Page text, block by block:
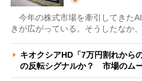
今年の株式市場を牽引してきた
きが広がっている。そうしたなか
キオクシアHD「7万円割れから
の反転シグナルか？ 市場のム